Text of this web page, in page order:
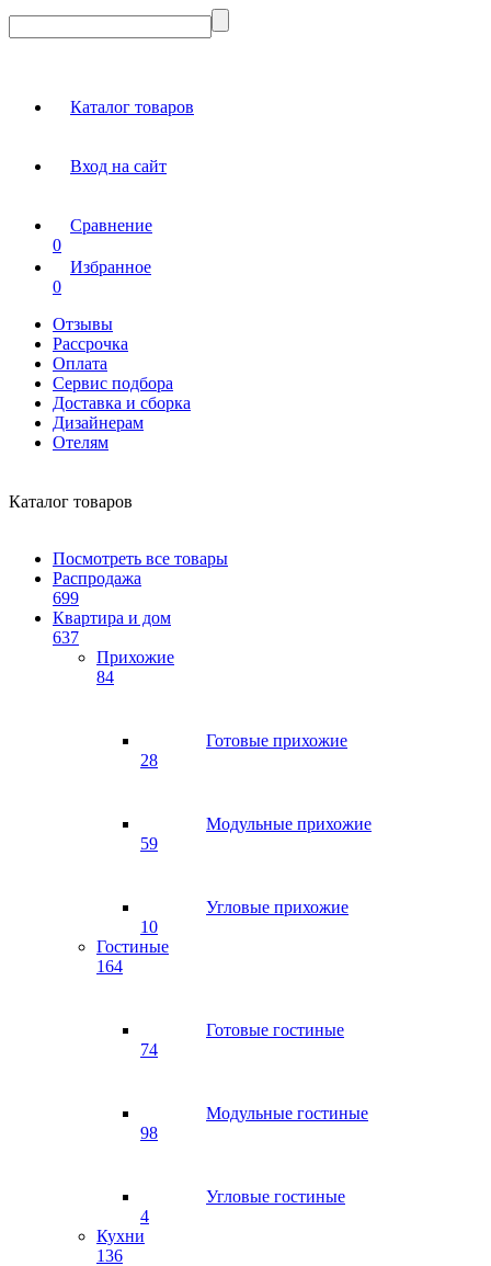
Каталог товаров
Вход на сайт
Сравнение
0
Избранное
0
Отзывы
Рассрочка
Оплата
Сервис подбора
Доставка и сборка
Дизайнерам
Отелям
Каталог товаров
Посмотреть все товары
Распродажа
699
Квартира и дом
637
Прихожие
84
Готовые прихожие
28
Модульные прихожие
59
Угловые прихожие
10
Гостиные
164
Готовые гостиные
74
Модульные гостиные
98
Угловые гостиные
4
Кухни
136